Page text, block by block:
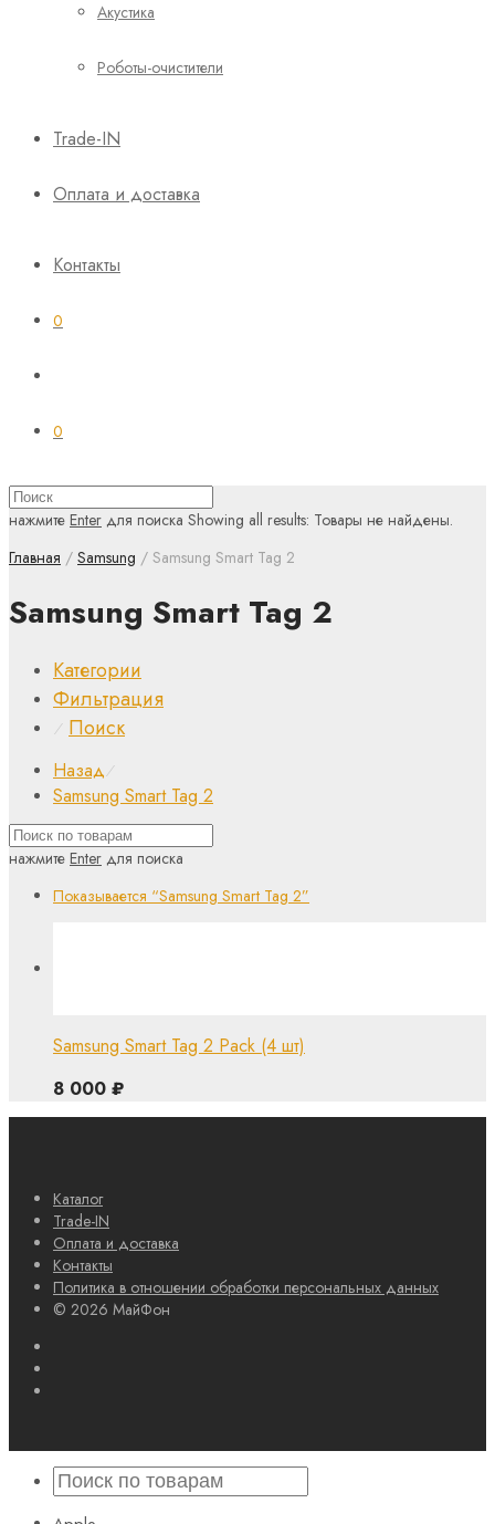
Акустика
Роботы-очистители
Trade-IN
Оплата и доставка
Контакты
0
0
нажмите Enter для поиска Showing all results: Товары не найдены.
Главная / Samsung / Samsung Smart Tag 2
Samsung Smart Tag 2
Категории
Фильтрация
⁄ Поиск
Назад⁄
Samsung Smart Tag 2
нажмите Enter для поиска
Показывается “Samsung Smart Tag 2”
Samsung Smart Tag 2 Pack (4 шт)
8 000 ₽
Каталог
Trade-IN
Оплата и доставка
Контакты
Политика в отношении обработки персональных данных
© 2026 МайФон